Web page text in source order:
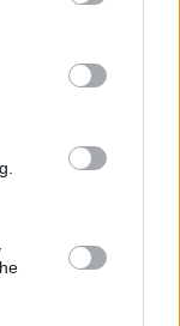
party tags to
below Google
play off οι
- Δείτε
News